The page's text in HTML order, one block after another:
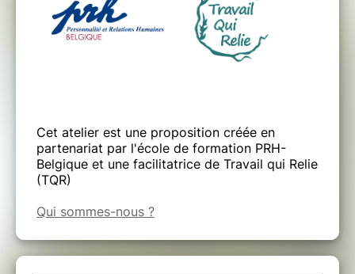
Cet atelier est une proposition créée en
partenariat par l'école de formation PRH-
Belgique et une facilitatrice de Travail qui Relie
(TQR)
Qui sommes-nous ?